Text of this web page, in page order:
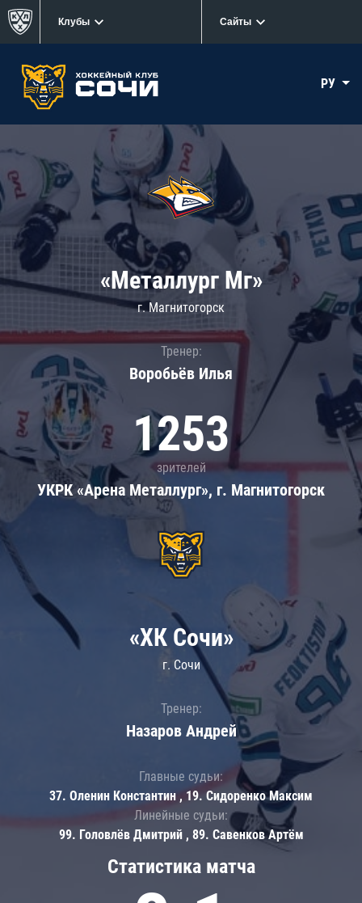
Клубы Сайты
РУ
«Металлург Мг»
г. Магнитогорск
Тренер:
Воробьёв Илья
1253
зрителей
УКРК «Арена Металлург», г. Магнитогорск
Статистика матча
«ХК Сочи»
г. Сочи
Тренер:
Назаров Андрей
Главные судьи:
37. Оленин Константин , 19. Сидоренко Максим
Линейные судьи:
99. Головлёв Дмитрий , 89. Савенков Артём